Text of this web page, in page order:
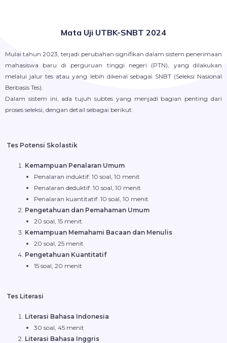
Mata Uji UTBK-SNBT 2024
Mulai tahun 2023, terjadi perubahan signifikan dalam sistem penerimaan
mahasiswa baru di perguruan tinggi negeri (PTN), yang dilakukan
melalui jalur tes atau yang lebih dikenal sebagai SNBT (Seleksi Nasional
Berbasis Tes).
Dalam sistem ini, ada tujuh subtes yang menjadi bagian penting dari
proses seleksi, dengan detail sebagai berikut:
Tes Potensi Skolastik
Kemampuan Penalaran Umum
Penalaran induktif: 10 soal, 10 menit
Penalaran deduktif: 10 soal, 10 menit
Penalaran kuantitatif: 10 soal, 10 menit
Pengetahuan dan Pemahaman Umum
20 soal, 15 menit
Kemampuan Memahami Bacaan dan Menulis
20 soal, 25 menit
Pengetahuan Kuantitatif
15 soal, 20 menit
Tes Literasi
Literasi Bahasa Indonesia
30 soal, 45 menit
Literasi Bahasa Inggris